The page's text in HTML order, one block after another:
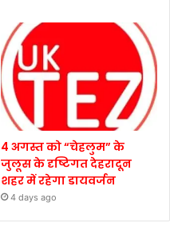
4 अगस्त को “चेहलुम” के
जुलूस के दृष्टिगत देहरादून
शहर में रहेगा डायवर्जन
4 days ago